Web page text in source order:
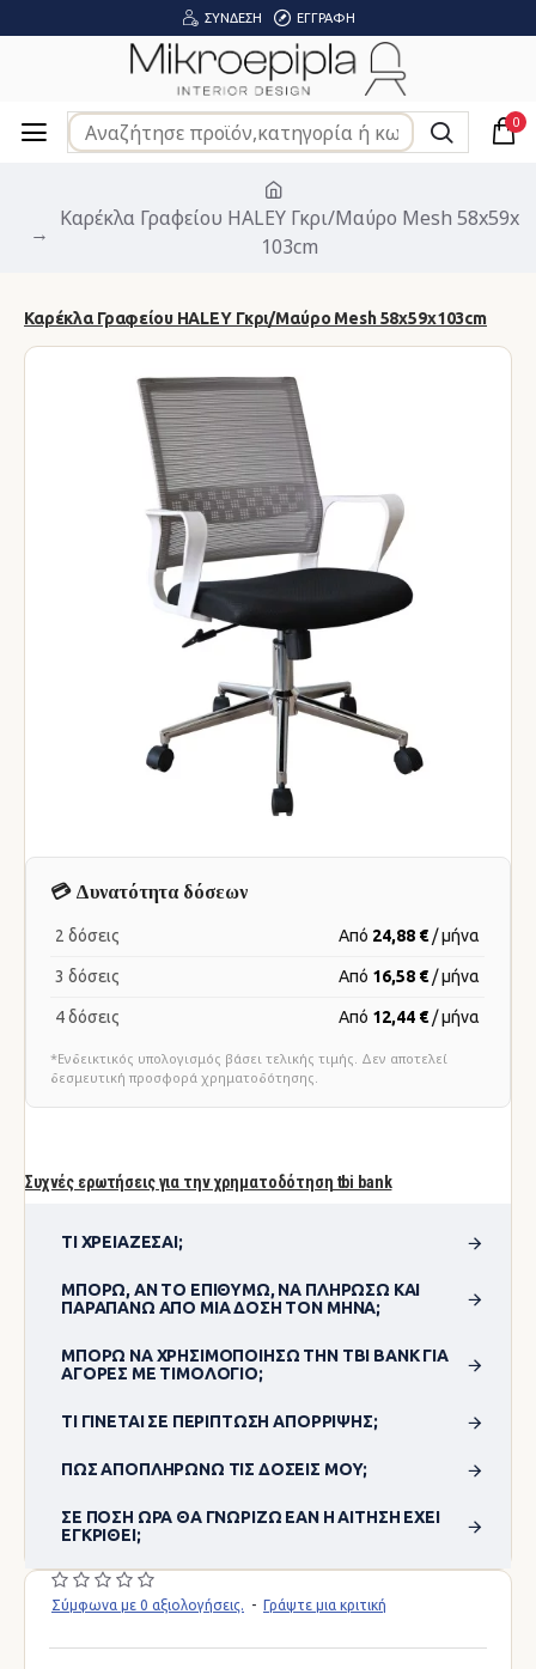
ΣΎΝΔΕΣΗ ΕΓΓΡΑΦΉ
0
Καρέκλα Γραφείου HALEY Γκρι/Μαύρο Mesh 58x59x
103cm
Καρέκλα Γραφείου HALEY Γκρι/Μαύρο Mesh 58x59x103cm
Συχνές ερωτήσεις για την χρηματοδότηση tbi bank
ΤΙ ΧΡΕΙΆΖΕΣΑΙ;
ΜΠΟΡΏ, ΑΝ ΤΟ ΕΠΙΘΥΜΏ, ΝΑ ΠΛΗΡΏΣΩ ΚΑΙ
ΠΑΡΑΠΆΝΩ ΑΠΌ ΜΊΑ ΔΌΣΗ ΤΟΝ ΜΉΝΑ;
ΜΠΟΡΏ ΝΑ ΧΡΗΣΙΜΟΠΟΊΗΣΩ ΤΗΝ TBI BANK ΓΙΑ
ΑΓΟΡΈΣ ΜΕ ΤΙΜΟΛΌΓΙΟ;
ΤΙ ΓΊΝΕΤΑΙ ΣΕ ΠΕΡΊΠΤΩΣΗ ΑΠΌΡΡΙΨΗΣ;
ΠΏΣ ΑΠΟΠΛΗΡΏΝΩ ΤΙΣ ΔΌΣΕΙΣ ΜΟΥ;
ΣΕ ΠΌΣΗ ΏΡΑ ΘΑ ΓΝΩΡΊΖΩ ΕΆΝ Η ΑΊΤΗΣΗ ΈΧΕΙ
ΕΓΚΡΙΘΕΊ;
💳 Δυνατότητα δόσεων
2 δόσεις Από 24,88 € / μήνα
3 δόσεις Από 16,58 € / μήνα
4 δόσεις Από 12,44 € / μήνα
*Ενδεικτικός υπολογισμός βάσει τελικής τιμής. Δεν αποτελεί
δεσμευτική προσφορά χρηματοδότησης.
Σύμφωνα με 0 αξιολογήσεις. - Γράψτε μια κριτική